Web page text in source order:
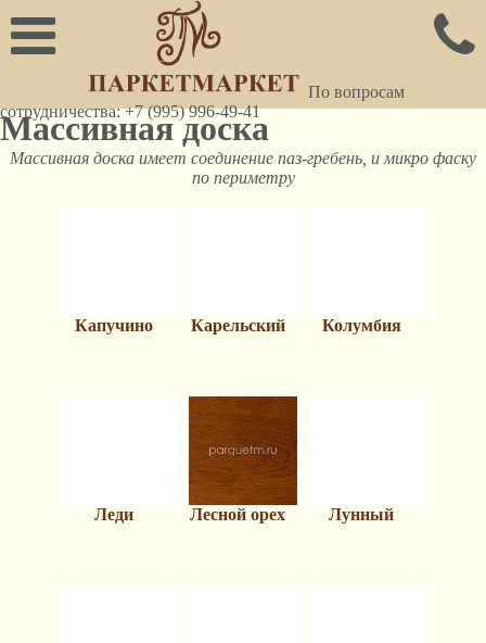
По вопросам
сотрудничества: +7 (995) 996-49-41
Массивная доска
Массивная доска имеет соединение паз-гребень, и микро фаску
по периметру
Капучино Карельский Колумбия
Леди Лесной орех Лунный